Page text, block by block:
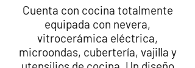
​Cuenta con cocina totalmente
equipada con nevera,
vitrocerámica eléctrica,
microondas, cubertería, vajilla y